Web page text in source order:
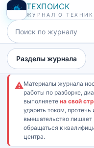
ТЕХПОИСК
ЖУРНАЛ О
Разделы журнала
⚠Материалы журнала
работы по разборке,
выполняете на свой
ударить током,
вмешательство
обращаться к
центра.